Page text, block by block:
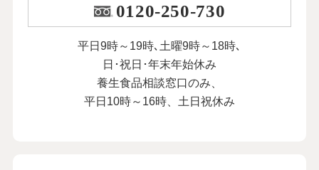
0120-250-730
平日9時～19時､土曜9時～18時､
日･祝日･年末年始休み
養生食品相談窓口のみ、
平日10時～16時、土日祝休み